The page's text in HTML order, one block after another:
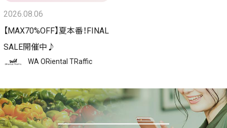
2026.08.06
【MAX70%OFF】夏本番！FINAL
SALE開催中♪
WA ORiental TRaffic